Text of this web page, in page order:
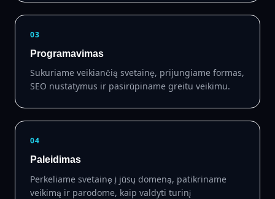
03
Programavimas
Sukuriame veikiančią svetainę, prijungiame formas,
SEO nustatymus ir pasirūpiname greitu veikimu.
04
Paleidimas
Perkeliame svetainę į jūsų domeną, patikriname
veikimą ir parodome, kaip valdyti turinį